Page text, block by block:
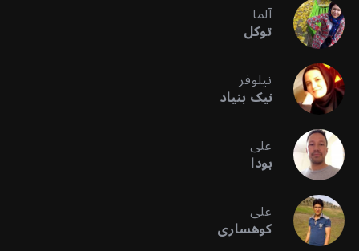
آلما
توکل
نیلوفر
نیک بنیاد
علی
بودا
علی
کوهساری